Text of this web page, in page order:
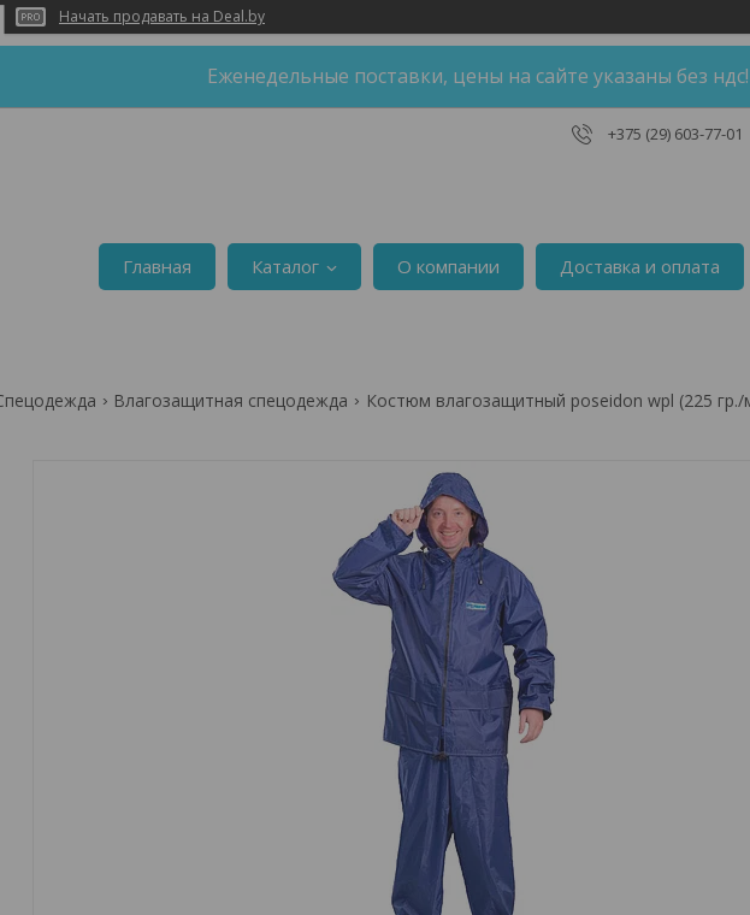
Начать продавать на Deal.by
Еженедельные поставки, цены на сайте указаны без ндс!
+375 (29) 603-77-01
Главная Каталог О компании Доставка и оплата
Влагозащитная спецодежда Костюм влагозащитный poseidon wpl (225 гр./